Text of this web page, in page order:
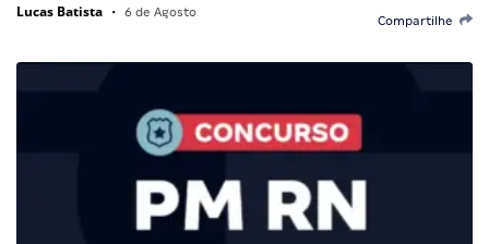
Lucas Batista • 6 de Agosto
Compartilhe